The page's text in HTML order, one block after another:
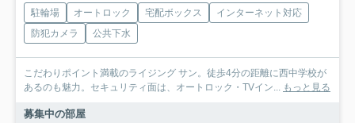
駐輪場 オートロック 宅配ボックス
インターネット対応
防犯カメラ
公共下水
こだわりポイント満載のライジング サン。徒歩4分の距離に西中学校が
あるのも魅力。セキュリティ面は、オートロック・TVイン... もっと見る
募集中の部屋